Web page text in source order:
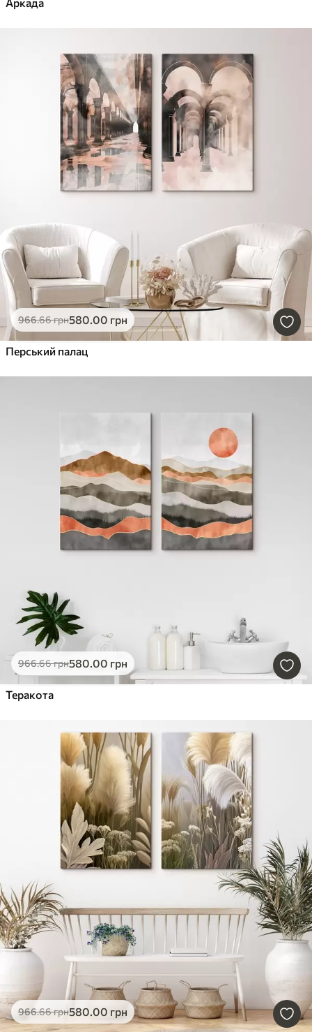
966.66грн580.00 грн
Перський палац
966.66грн580.00 грн
Теракота
966.66грн580.00 грн